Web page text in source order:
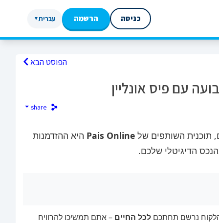
עברית▼ כניסה הרשמה
הפוסט הבא
עם פיס אונליין
share
תוכנית השותפים שלPais Online היא ההזדמנות
הדיגיטלי שלכם.
לכל החיים – אתם תמשיכו להרוויח